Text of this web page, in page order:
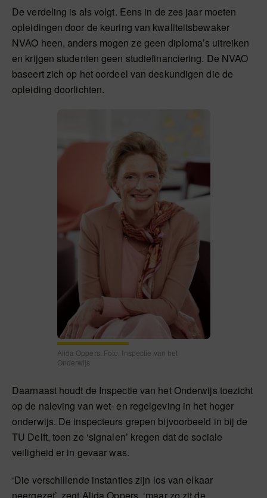
De verdeling is als volgt. Eens in de zes jaar moeten
opleidingen door de keuring van kwaliteitsbewaker
NVAO heen, anders mogen ze geen diploma’s uitreiken
en krijgen studenten geen studiefinanciering. De NVAO
baseert zich op het oordeel van deskundigen die de
opleiding doorlichten.
Alida Oppers. Foto: Inspectie van het
Onderwijs
Daarnaast houdt de Inspectie van het Onderwijs toezicht
op de naleving van wet- en regelgeving in het hoger
onderwijs. De inspecteurs grepen bijvoorbeeld in bij de
TU Delft, toen ze ‘signalen’ kregen dat de sociale
veiligheid er in gevaar was.
‘Die verschillende instanties zijn los van elkaar